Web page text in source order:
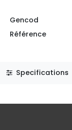
Gencod
Référence
Specifications